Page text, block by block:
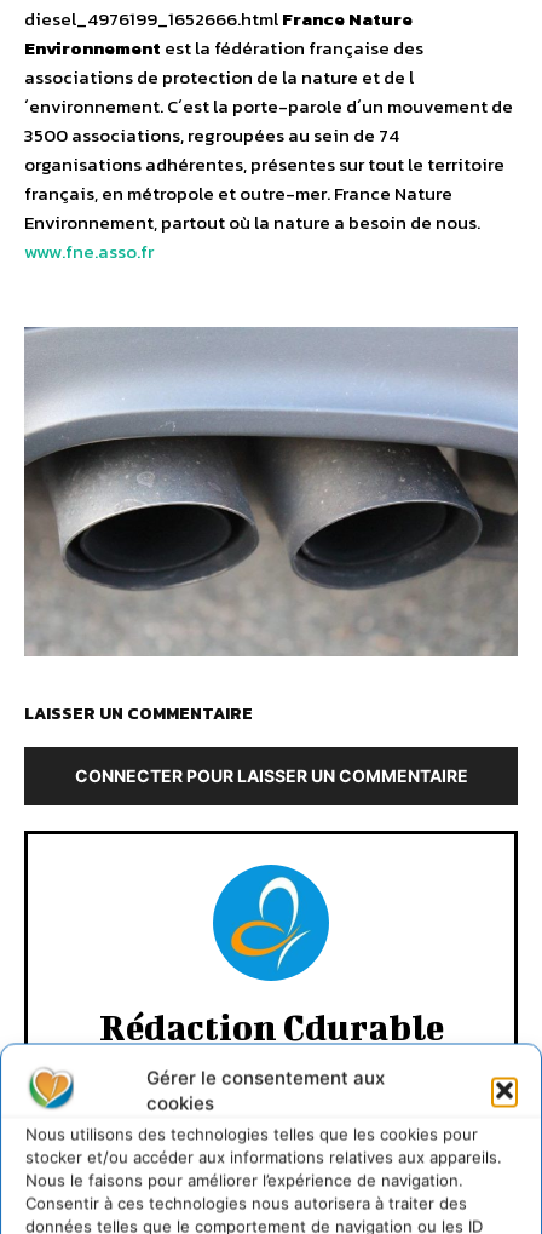
Gérer le consentement aux
cookies
Nous utilisons des technologies telles que les cookies pour
stocker et/ou accéder aux informations relatives aux appareils.
Nous le faisons pour améliorer l’expérience de navigation.
Consentir à ces technologies nous autorisera à traiter des
données telles que le comportement de navigation ou les ID
diesel_4976199_1652666.htmlFrance Nature
Environnement est la fédération française des
associations de protection de la nature et de l
´environnement. C´est la porte-parole d´un mouvement de
3500 associations, regroupées au sein de 74
organisations adhérentes, présentes sur tout le territoire
français, en métropole et outre-mer. France Nature
Environnement, partout où la nature a besoin de nous.
www.fne.asso.fr
LAISSER UN COMMENTAIRE
CONNECTER POUR LAISSER UN COMMENTAIRE
Rédaction Cdurable
https:/cdurable.info